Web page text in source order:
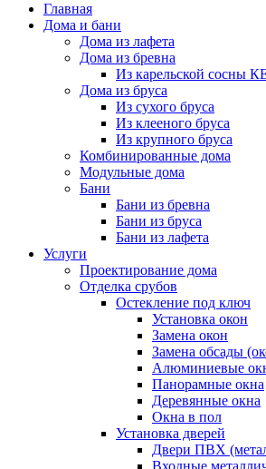
Главная
Дома и бани
Дома из лафета
Дома из бревна
Из карельской сосны
Дома из бруса
Из сухого бруса
Из клееного бруса
Из крупного бруса
Комбинированные дома
Модульные дома
Бани
Бани из бревна
Бани из бруса
Бани из лафета
Услуги
Проектирование дома
Отделка срубов
Остекление под ключ
Установка окон
Замена окон
Замена обсады
Алюминиевые
Панорамные окна
Деревянные окна
Окна в пол
Установка дверей
Двери ПВХ
Входные